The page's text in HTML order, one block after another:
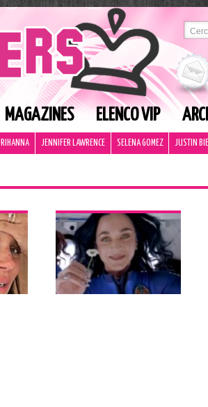
MAGAZINES ELENCO VIP
RIHANNA JENNIFER LAWRENCE SELENA GOMEZ JUSTIN